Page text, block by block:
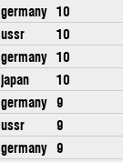
germany 10
ussr 10
germany 10
japan 10
germany 9
ussr 9
germany 9